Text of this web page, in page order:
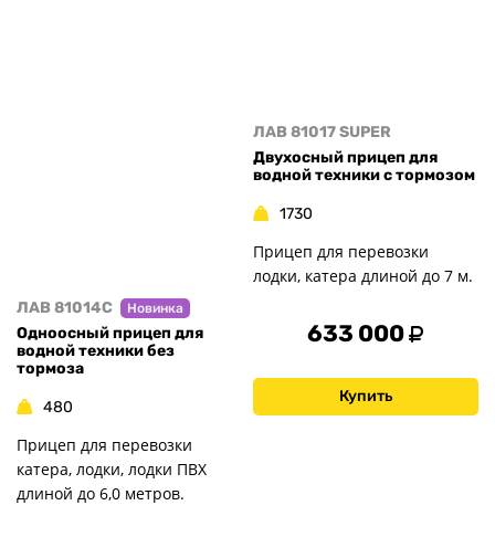
ЛАВ 81014C Новинка
Одноосный прицеп для
водной техники без
тормоза
480
Прицеп для перевозки
катера, лодки, лодки ПВХ
длиной до 6,0 метров.
ЛАВ 81017 SUPER
Двухосный прицеп для
водной техники с тормозом
1730
Прицеп для перевозки
лодки, катера длиной до 7 м.
633 000
Купить